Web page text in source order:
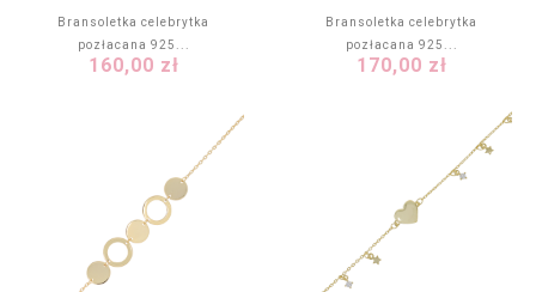
Bransoletka celebrytka
pozłacana 925...
Cena
160,00 zł
Bransoletka celebrytka
pozłacana 925...
Cena
170,00 zł